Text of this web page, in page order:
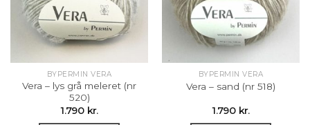
BYPERMIN VERA
Vera – lys grå meleret (nr
520)
1.790 kr.
BYPERMIN VERA
Vera – sand (nr 518)
1.790 kr.